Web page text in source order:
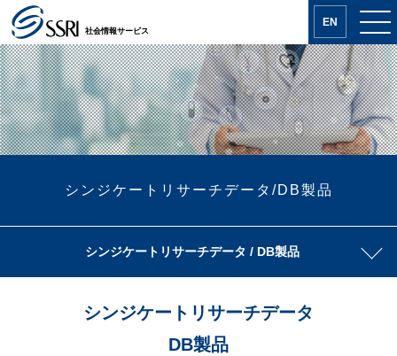
社会情報サービス
EN
シンジケートリサーチデータ/DB製品
シンジケートリサーチデータ / DB製品
シンジケートリサーチデータ
DB製品